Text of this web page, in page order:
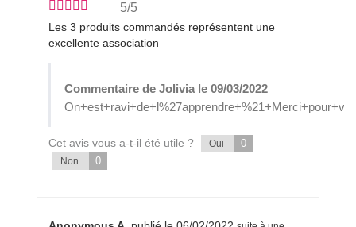
5/5
Les 3 produits commandés représentent une
excellente association
Commentaire de Jolivia le 09/03/2022
Cet avis vous a-t-il été utile ? Oui 0
Non 0